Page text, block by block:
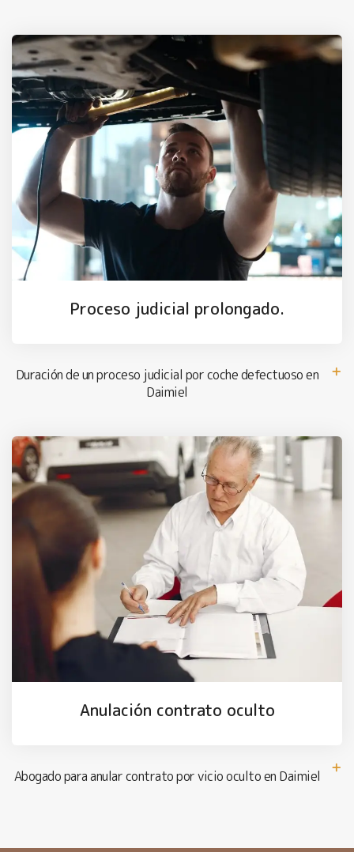
Proceso judicial prolongado.
Duración de un proceso judicial por coche defectuoso en
Daimiel
Anulación contrato oculto
Abogado para anular contrato por vicio oculto en Daimiel